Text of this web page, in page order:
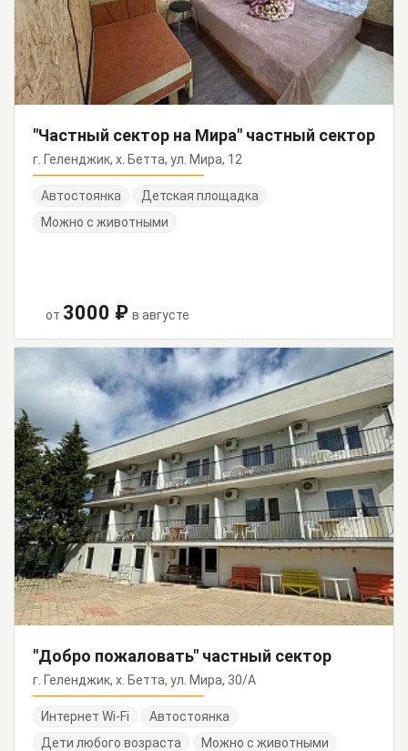
"Частный сектор на Мира" частный сектор
г. Геленджик, х. Бетта, ул. Мира, 12
Автостоянка
Детская площадка
Можно с животными
от 3000 ₽ в августе
"Добро пожаловать" частный сектор
г. Геленджик, х. Бетта, ул. Мира, 30/А
Интернет Wi-Fi
Автостоянка
Дети любого возраста
Можно с животными